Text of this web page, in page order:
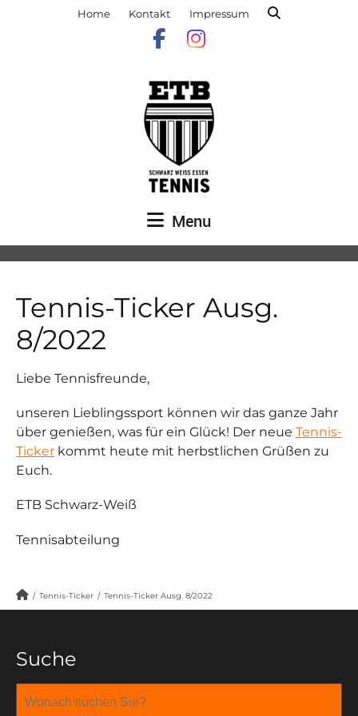
Home Kontakt Impressum
Menu
Tennis-Ticker Ausg.
8/2022
Liebe Tennisfreunde,
unseren Lieblingssport können wir das ganze Jahr
über genießen, was für ein Glück! Der neue Tennis-
Ticker kommt heute mit herbstlichen Grüßen zu
Euch.
ETB Schwarz-Weiß
Tennisabteilung
/ Tennis-Ticker / Tennis-Ticker Ausg. 8/2022
Suche